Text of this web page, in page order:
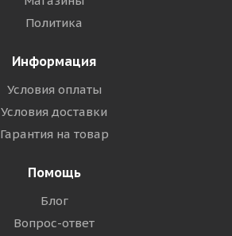
Политика
Информация
Условия оплаты
Условия доставки
Гарантия на товар
Помощь
Блог
Вопрос-ответ